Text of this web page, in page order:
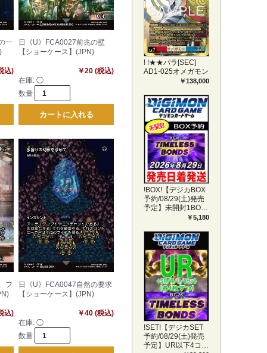
一
込)
日《U》FCA0027前兆の壁
【ショーケース】(JPN)
￥20 (税込)
在庫:◯
数量
カートに入れる
フ
込)
日《U》FCA0047自然の要求
【ショーケース】(JPN)
￥40 (税込)
在庫:◯
数量
! !★★パラ[SEC]
AD1-025オメガモン
￥138,000
!BOX!【デジカBOX
予約/08/29(土)発売
予定】未開封1BOX
￥5,180
!SET!【デジカSET
予約/08/29(土)発売
予定】UR以下4コン